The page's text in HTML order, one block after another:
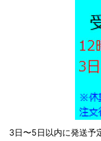
3日〜5日以内に発送予